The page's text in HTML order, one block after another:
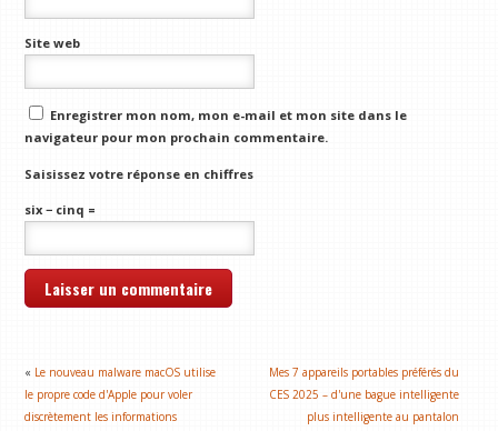
Site web
Enregistrer mon nom, mon e-mail et mon site dans le
navigateur pour mon prochain commentaire.
Saisissez votre réponse en chiffres
six − cinq =
« Le nouveau malware macOS utilise
le propre code d'Apple pour voler
discrètement les informations
Mes 7 appareils portables préférés du
CES 2025 – d'une bague intelligente
plus intelligente au pantalon